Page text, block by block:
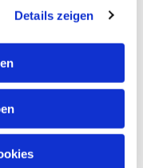
Details zeigen